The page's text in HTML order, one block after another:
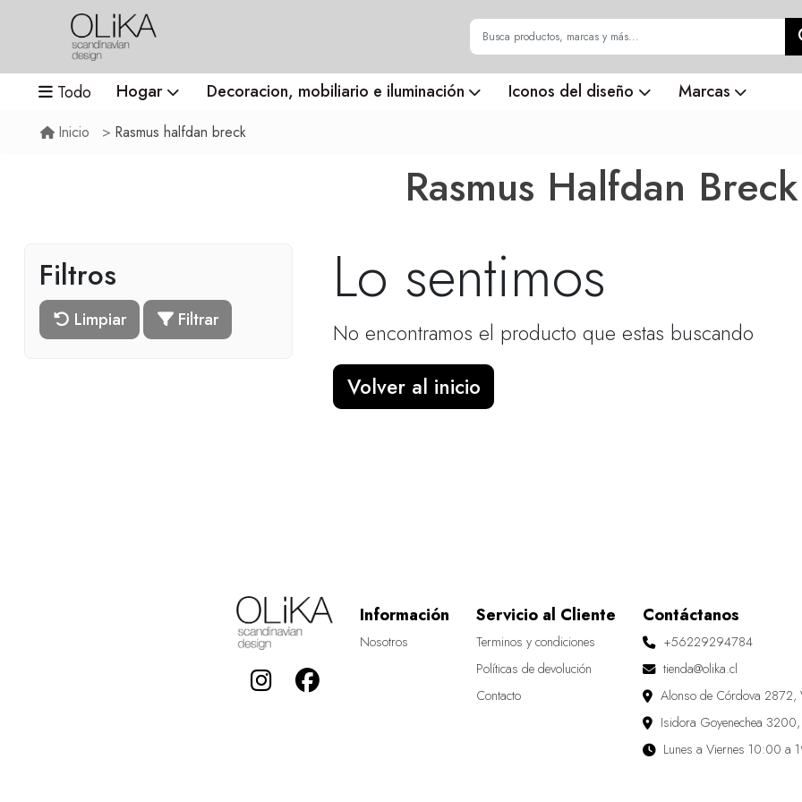
Todo Hogar Decoracion, mobiliario e iluminación Iconos del diseño Marcas
Inicio Rasmus halfdan breck
Rasmus Halfdan Breck
Filtros
Limpiar Filtrar
Lo sentimos
No encontramos el producto que estas buscando
Volver al inicio
Información
Nosotros
Servicio al Cliente
Terminos y condiciones
Políticas de devolución
Contacto
Contáctanos
+56229294784
tienda@olika.cl
Alonso de Córdova 2872,
Isidora Goyenechea
Lunes a Viernes 10:00